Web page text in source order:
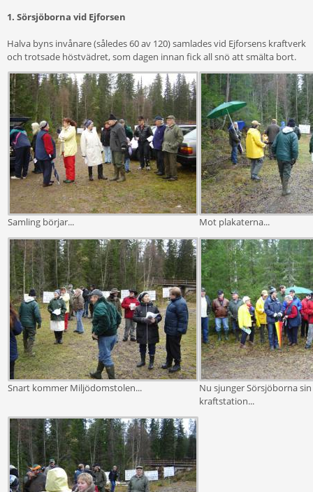
1. Sörsjöborna vid Ejforsen
Halva byns invånare (således 60 av 120) samlades vid Ejforsens kraftverk
och trotsade höstvädret, som dagen innan fick all snö att smälta bort.
Samling börjar... Mot plakaterna...
Snart kommer Miljödomstolen...
Nu sjunger Sörsjöborna
kraftstation...